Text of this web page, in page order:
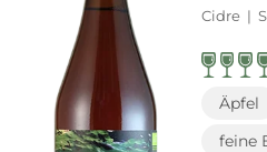
Cidre |
Äpfel
feine